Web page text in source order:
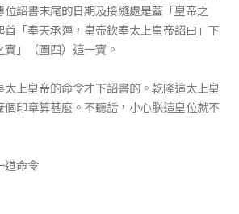
位詔書末尾的日期及接縫處是蓋「皇帝之
「奉天承運，皇帝欽奉太上皇帝詔曰」下
」（圖四）這一寶。
上皇帝的命令才下詔書的。乾隆這太上皇
個印章算甚麼。不聽話，小心朕這皇位就不
道命令